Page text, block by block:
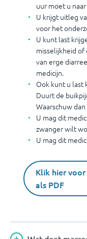
uur moet u
U krijgt uitleg
voor het
U kunt last
misselijkheid of
van erge
medicijn.
Ook kunt u last
Duurt de
Waarschuw
U mag dit
zwanger wilt
U mag dit
Klik hier
als PDF